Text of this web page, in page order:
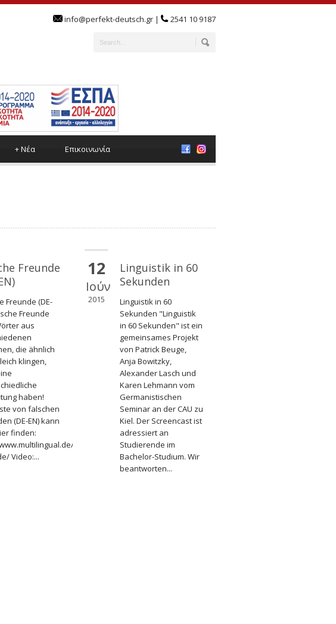
info@perfekt-deutsch.gr | 2541 10 9187
Νέα
+ Επικοινωνία
Freunde
Freunde (DE-
Freunde
aus
die ähnlich
klingen,
haben!
von falschen
(DE-EN) kann
finden:
falsche-
Video:...
12
Ιούν
2015
Linguistik in 60
Sekunden
Linguistik in 60
Sekunden "Linguistik
in 60 Sekunden" ist ein
gemeinsames Projekt
von Patrick Beuge,
Anja Bowitzky,
Alexander Lasch und
Karen Lehmann vom
Germanistischen
Seminar an der CAU zu
Kiel. Der Screencast ist
adressiert an
Studierende im
Bachelor-Studium. Wir
beantworten...